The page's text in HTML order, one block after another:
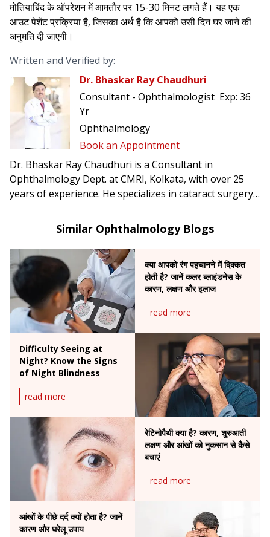
मोतियाबिंद के ऑपरेशन में आमतौर पर 15-30 मिनट लगते हैं। यह एक
आउट पेशेंट प्रक्रिया है, जिसका अर्थ है कि आपको उसी दिन घर जाने की
अनुमति दी जाएगी।
Written and Verified by:
Dr. Bhaskar Ray Chaudhuri
Consultant - Ophthalmologist Exp: 36
Yr
Ophthalmology
Book an Appointment
Dr. Bhaskar Ray Chaudhuri is a Consultant in
Ophthalmology Dept. at CMRI, Kolkata, with over 25
years of experience. He specializes in cataract surgery,
disease treatment, and glaucoma management.
Similar Ophthalmology Blogs
क्या आपको रंग पहचानने में दिक्कत
होती है? जानें कलर ब्लाइंडनेस के
कारण, लक्षण और इलाज
read more
Difficulty Seeing at
Night? Know the Signs
of Night Blindness
read more
रेटिनोपैथी क्या है? कारण, शुरुआती
लक्षण और आंखों को नुकसान से कैसे
बचाएं
read more
आंखों के पीछे दर्द क्यों होता है? जानें
कारण और घरेलू उपाय